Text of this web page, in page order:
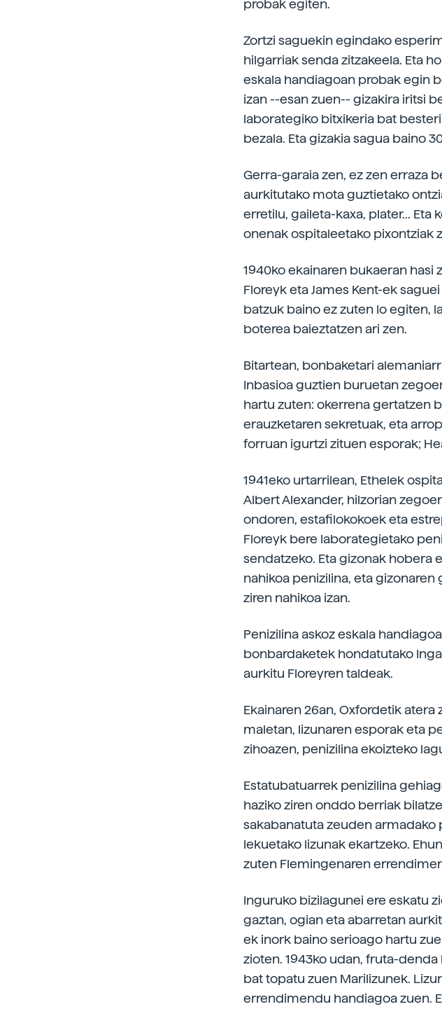
probak egiten.
Zortzi saguekin egindako
hilgarriak senda zitzakeela. Eta
eskala handiagoan probak egin
izan --esan zuen-- gizakira iritsi
laborategiko bitxikeria bat
bezala. Eta gizakia sagua baino
Gerra-garaia zen, ez zen erraza
aurkitutako mota guztietako
erretilu, gaileta-kaxa, plater... Eta
onenak ospitaleetako pixontziak
1940ko ekainaren bukaeran
Floreyk eta James Kent-ek
batzuk baino ez zuten lo egiten,
boterea baieztatzen ari zen.
Bitartean, bonbaketari
Inbasioa guztien buruetan
hartu zuten: okerrena gertatzen
erauzketaren sekretuak, eta
forruan igurtzi zituen esporak;
1941eko urtarrilean, Ethelek
Albert Alexander, hilzorian
ondoren, estafilokokoek eta
Floreyk bere laborategietako
sendatzeko. Eta gizonak hobera
nahikoa penizilina, eta
ziren nahikoa izan.
Penizilina askoz eskala
bonbardaketek hondatutako
aurkitu Floreyren taldeak.
Ekainaren 26an, Oxfordetik
maletan, lizunaren esporak eta
zihoazen, penizilina ekoizteko
Estatubatuarrek penizilina
haziko ziren onddo berriak
sakabanatuta zeuden
lekuetako lizunak ekartzeko.
zuten Flemingenaren
Inguruko bizilagunei ere eskatu
gaztan, ogian eta abarretan
ek inork baino serioago hartu
zioten. 1943ko udan, fruta-
bat topatu zuen Marilizunek.
errendimendu handiagoa zuen.